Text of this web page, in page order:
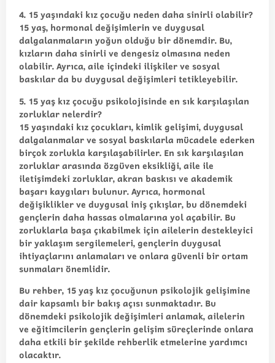
4. 15 yaşındaki kız çocuğu neden daha sinirli olabilir?
15 yaş, hormonal değişimlerin ve duygusal
dalgalanmaların yoğun olduğu bir dönemdir. Bu,
kızların daha sinirli ve dengesiz olmasına neden
olabilir. Ayrıca, aile içindeki ilişkiler ve sosyal
baskılar da bu duygusal değişimleri tetikleyebilir.
5. 15 yaş kız çocuğu psikolojisinde en sık karşılaşılan
zorluklar nelerdir?
15 yaşındaki kız çocukları, kimlik gelişimi, duygusal
dalgalanmalar ve sosyal baskılarla mücadele ederken
birçok zorlukla karşılaşabilirler. En sık karşılaşılan
zorluklar arasında özgüven eksikliği, aile ile
iletişimdeki zorluklar, akran baskısı ve akademik
başarı kaygıları bulunur. Ayrıca, hormonal
değişiklikler ve duygusal iniş çıkışlar, bu dönemdeki
gençlerin daha hassas olmalarına yol açabilir. Bu
zorluklarla başa çıkabilmek için ailelerin destekleyici
bir yaklaşım sergilemeleri, gençlerin duygusal
ihtiyaçlarını anlamaları ve onlara güvenli bir ortam
sunmaları önemlidir.
Bu rehber, 15 yaş kız çocuğunun psikolojik gelişimine
dair kapsamlı bir bakış açısı sunmaktadır. Bu
dönemdeki psikolojik değişimleri anlamak, ailelerin
ve eğitimcilerin gençlerin gelişim süreçlerinde onlara
daha etkili bir şekilde rehberlik etmelerine yardımcı
olacaktır.